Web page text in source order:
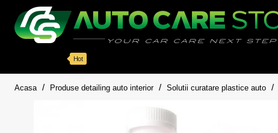
Hot
Acasa homeProduse detailing auto interior Solutii curatare plastice auto